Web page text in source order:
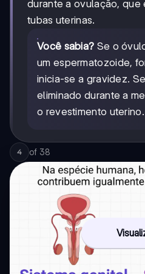
durante a ovulação, que
tubas uterinas.
Você sabia? Se o
um espermatozoide,
inicia-se a gravidez.
eliminado durante a
o revestimento uterino.
4 of 38